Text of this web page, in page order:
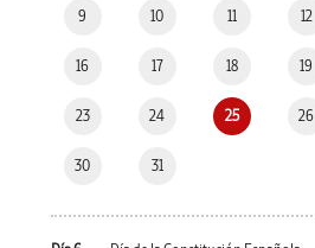
9 10 11 12
16 17 18 19
23 24 25 26
30 31